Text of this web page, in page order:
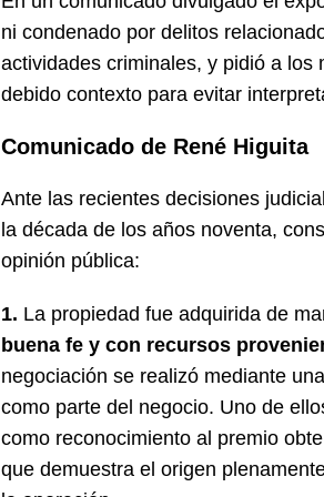
ni condenado por delitos
actividades criminales, y pidió a
debido contexto para evitar
Comunicado de René Higuita
Ante las recientes decisiones
la década de los años noventa,
opinión pública:
1. La propiedad fue adquirida de
buena fe y con recursos
negociación se realizó mediante
como parte del negocio. Uno de
como reconocimiento al premio
que demuestra el origen